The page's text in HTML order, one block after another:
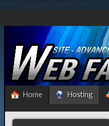
/*====== google reCaptcha ======*/
Home Hosting